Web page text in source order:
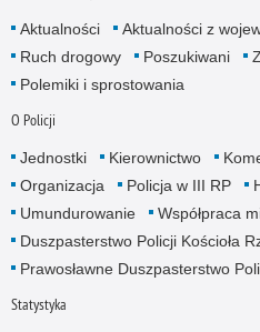
Aktualności Aktualności z
Ruch drogowy
Poszukiwani
Polemiki i sprostowania
O Policji
Jednostki Kierownictwo
Organizacja
Policja w III RP
Umundurowanie
Współpraca
Duszpasterstwo Policji Kościoła
Prawosławne Duszpasterstwo
Statystyka